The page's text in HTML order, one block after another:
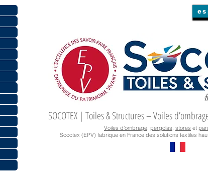
SOCOTEX | Toiles & Structures – Voiles
Voiles d’ombrage, pergolas, stores et
Socotex (EPV) fabrique en France des solutions textiles